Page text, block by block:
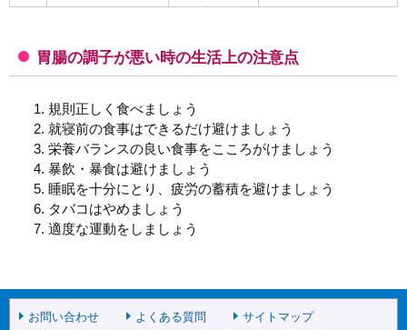
胃腸の調子が悪い時の生活上の注意点
規則正しく食べましょう
就寝前の食事はできるだけ避けましょう
栄養バランスの良い食事をこころがけましょう
暴飲・暴食は避けましょう
睡眠を十分にとり、疲労の蓄積を避けましょう
タバコはやめましょう
適度な運動をしましょう
お問い合わせ よくある質問
サイトマップ